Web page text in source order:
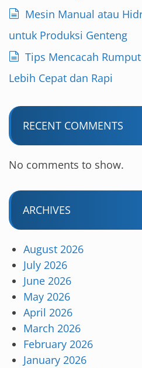
Mesin Manual atau
untuk Produksi Genteng
Tips Mencacah
Lebih Cepat dan Rapi
RECENT COMMENTS
No comments to show.
ARCHIVES
August 2026
July 2026
June 2026
May 2026
April 2026
March 2026
February 2026
January 2026